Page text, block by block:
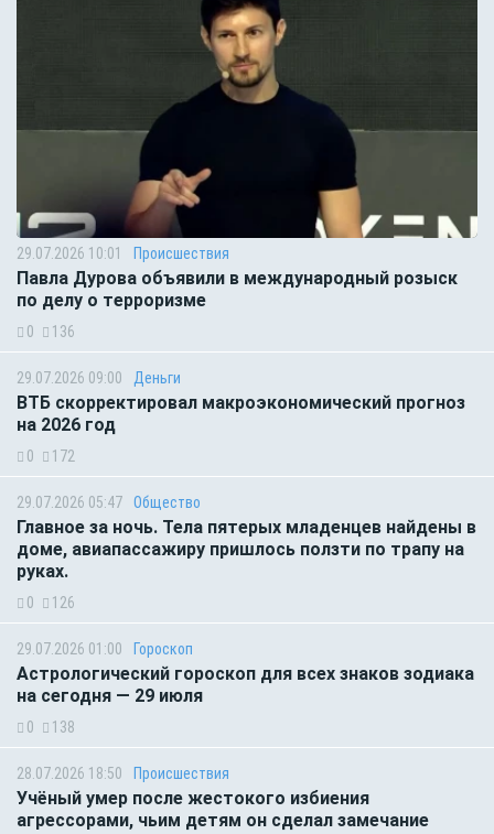
29.07.2026 10:01 Происшествия
Павла Дурова объявили в международный розыск
по делу о терроризме
0 136
29.07.2026 09:00 Деньги
ВТБ скорректировал макроэкономический прогноз
на 2026 год
0 172
29.07.2026 05:47 Общество
Главное за ночь. Тела пятерых младенцев найдены в
доме, авиапассажиру пришлось ползти по трапу на
руках.
0 126
29.07.2026 01:00 Гороскоп
Астрологический гороскоп для всех знаков зодиака
на сегодня — 29 июля
0 138
28.07.2026 18:50 Происшествия
Учёный умер после жестокого избиения
агрессорами, чьим детям он сделал замечание